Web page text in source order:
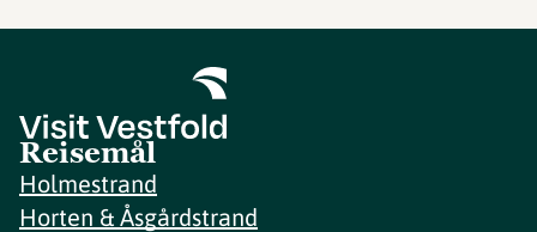
Reisemål
Holmestrand
Horten & Åsgårdstrand